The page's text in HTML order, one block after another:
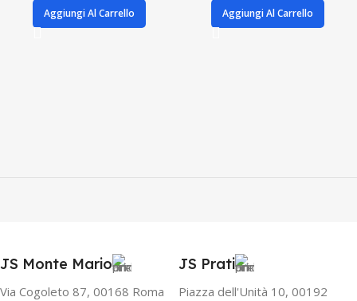
Aggiungi Al Carrello Aggiungi Al Carrello
JS Monte Mario
Via Cogoleto 87, 00168 Roma
JS Prati
Piazza dell'Unità 10, 00192